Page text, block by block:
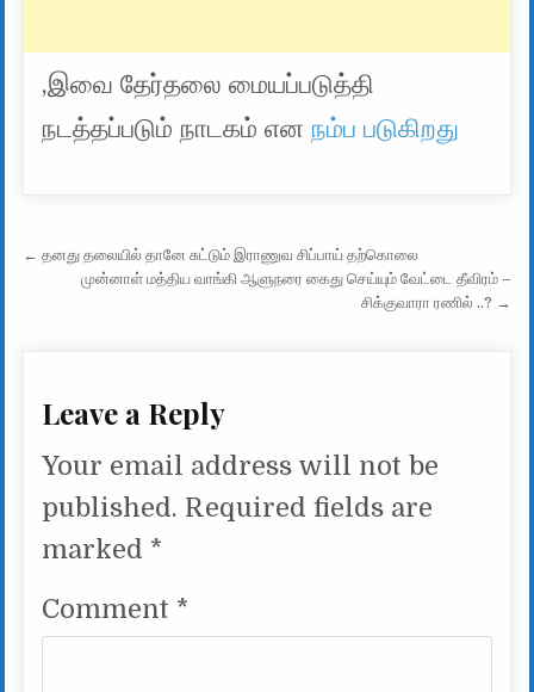
,இவை தேர்தலை மையப்படுத்தி
நடத்தப்படும் நாடகம் என நம்ப படுகிறது
Post navigation
← தனது தலையில் தானே சுட்டும் இராணுவ சிப்பாய் தற்கொலை
முன்னாள் மத்திய வாங்கி ஆளுநரை கைது செய்யும் வேட்டை தீவிரம் –
சிக்குவாரா ரணில் ..? →
Leave a Reply
Your email address will not be
published. Required fields are
marked *
Comment *